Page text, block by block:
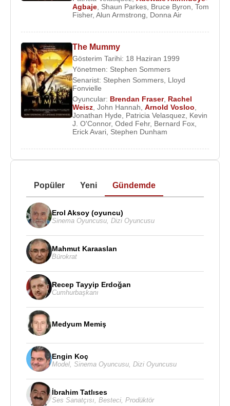
Agbaje Shaun Parkes Bruce Byron Tom
Fisher, Alun Armstrong Donna Air
The Mummy
Gösterim Tarihi: 18 Haziran 1999
Yönetmen: Stephen Sommers
Senarist: Stephen Sommers Lloyd
Fonvielle
Oyuncular: Brendan Fraser, Rachel
Weisz John Hannah Arnold Vosloo
Jonathan Hyde
Patricia Velasquez Kevin
J. O'Connor, Oded Fehr, Bernard Fox
Erick Avari Stephen Dunham
Popüler Yeni Gündemde
Erol Aksoy (oyuncu)
Sinema Oyuncusu Dizi Oyuncusu
Mahmut Karaaslan
Bürokrat
Recep Tayyip Erdoğan
Cumhurbaşkanı
Medyum Memiş
Engin Koç
Model Sinema Oyuncusu Dizi Oyuncusu
İbrahim Tatlıses
Ses Sanatçısı Besteci Prodüktör